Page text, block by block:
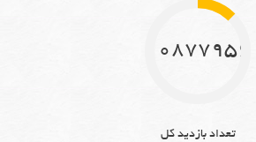
10877956
تعداد بازدید کل